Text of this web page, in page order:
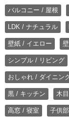
バルコニー / 屋根
LDK / ナチュラル
壁紙 / イエロー
シンプル / リビング
おしゃれ / ダイニン
黒 / キッチン 木
高窓 / 寝室 子供